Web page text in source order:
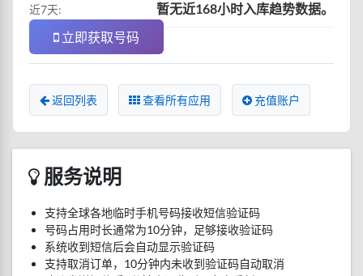
近7天:
暂无近168小时入库趋势数据。
立即获取号码
返回列表 查看所有应用 充值账户
服务说明
支持全球各地临时手机号码接收短信验证码
号码占用时长通常为10分钟，足够接收验证码
系统收到短信后会自动显示验证码
支持取消订单，10分钟内未收到验证码自动取消